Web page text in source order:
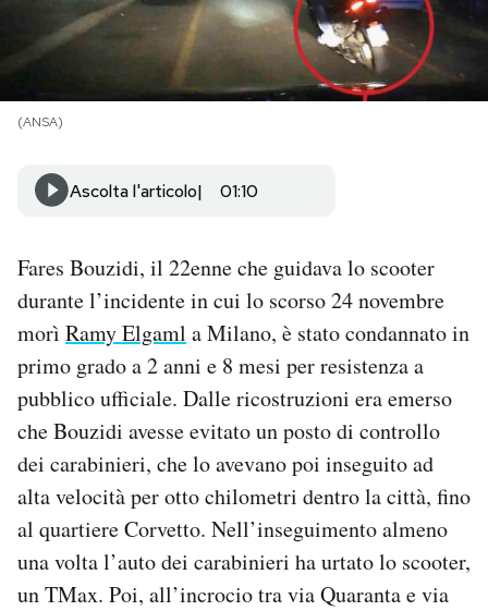
I MIEI PREFERITI
SHOP
CALENDARIO
Area Personale
Newsletter
Regala il Post
Hai bisogno di aiuto?
Esci
(ANSA)
Ascolta l'articolo 01:10
Fares Bouzidi, il 22enne che guidava lo scooter
durante l’incidente in cui lo scorso 24 novembre
morì Ramy Elgaml a Milano, è stato condannato in
primo grado a 2 anni e 8 mesi per resistenza a
pubblico ufficiale. Dalle ricostruzioni era emerso
che Bouzidi avesse evitato un posto di controllo
dei carabinieri, che lo avevano poi inseguito ad
alta velocità per otto chilometri dentro la città, fino
al quartiere Corvetto. Nell’inseguimento almeno
una volta l’auto dei carabinieri ha urtato lo scooter,
un TMax. Poi, all’incrocio tra via Quaranta e via